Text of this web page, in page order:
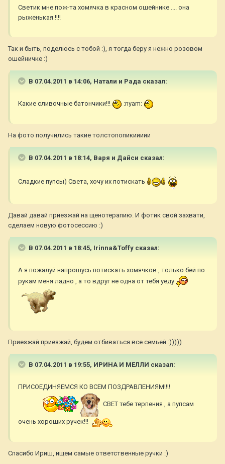
Светик мне пож-та хомячка в красном ошейнике .... она
рыженькая !!!!
Так и быть, поделюсь с тобой :), я тогда беру я нежно розовом
ошейничке :)
В 07.04.2011 в 14:06, Натали и Рада сказал:
Какие сливочные батончики!!! :nyam:
На фото получились такие толстопопикиииии
В 07.04.2011 в 18:14, Варя и Дайси сказал:
Сладкие пупсы) Света, хочу их потискать
Давай давай приезжай на щенотерапию. И фотик свой захвати,
сделаем новую фотосессию :)
В 07.04.2011 в 18:45, Irinna&Toffy сказал:
А я пожалуй напрошусь потискать хомячков , только бей по
рукам меня ладно , а то вдруг не одна от тебя уеду
Приезжай приезжай, будем отбиваться все семьей :)))))
В 07.04.2011 в 19:55, ИРИНА И МЕЛЛИ сказал:
ПРИСОЕДИНЯЕМСЯ КО ВСЕМ ПОЗДРАВЛЕНИЯМ!!!!
СВЕТ тебе терпения , а пупсам
очень хороших ручек!!!
Спасибо Ириш, ищем самые ответственные ручки :)